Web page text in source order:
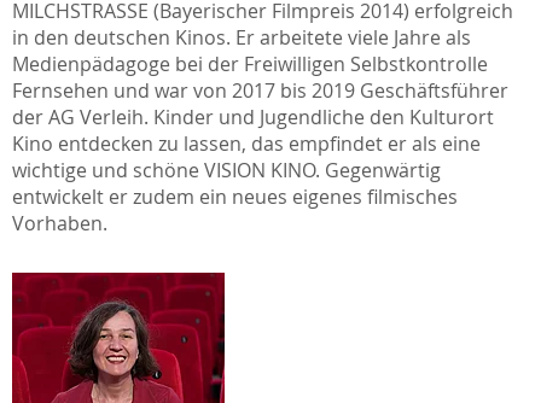
MILCHSTRASSE (Bayerischer Filmpreis 2014) erfolgreich
in den deutschen Kinos. Er arbeitete viele Jahre als
Medienpädagoge bei der Freiwilligen Selbstkontrolle
Fernsehen und war von 2017 bis 2019 Geschäftsführer
der AG Verleih. Kinder und Jugendliche den Kulturort
Kino entdecken zu lassen, das empfindet er als eine
wichtige und schöne VISION KINO. Gegenwärtig
entwickelt er zudem ein neues eigenes filmisches
Vorhaben.